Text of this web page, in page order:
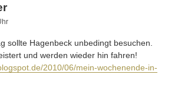
sollte Hagenbeck unbedingt besuchen.
und werden wieder hin fahren!
2010/06/mein-wochenende-in-